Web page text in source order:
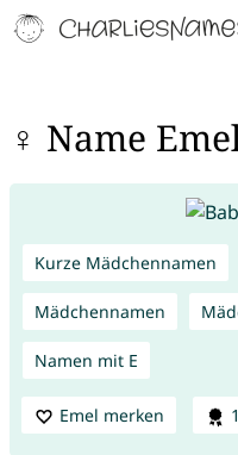
♀ Name
Kurze Mädchennamen
Mädchennamen
Namen mit E
Emel merken